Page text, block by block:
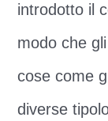
introdotto il
modo che
cose come
diverse